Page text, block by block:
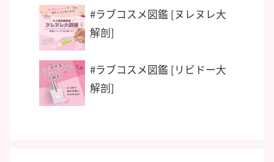
#ラブコスメ図鑑 [ヌレヌレ大
解剖]
#ラブコスメ図鑑 [リビドー大
解剖]